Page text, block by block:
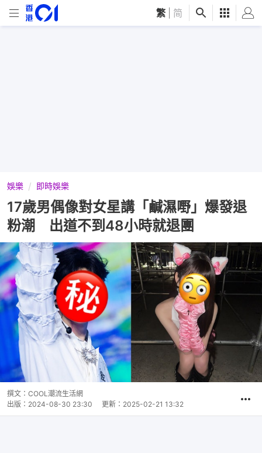
繁 简
娛樂 即時娛樂
17歲男偶像對女星講「鹹濕嘢」爆發退
粉潮 出道不到48小時就退團
撰文： COOL潮流生活網
出版： 2024-08-30 23:30 更新： 2025-02-21 13:32